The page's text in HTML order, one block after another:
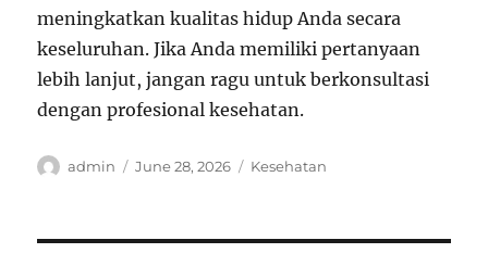
meningkatkan kualitas hidup Anda secara
keseluruhan. Jika Anda memiliki pertanyaan
lebih lanjut, jangan ragu untuk berkonsultasi
dengan profesional kesehatan.
Author
admin
Posted
June 28, 2026 Categories
Kesehatan